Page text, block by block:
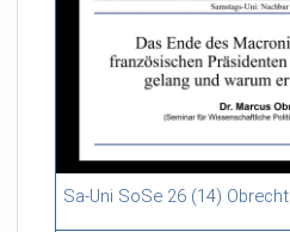
Sa-Uni SoSe 26 (14) Obrecht
46:53 duration